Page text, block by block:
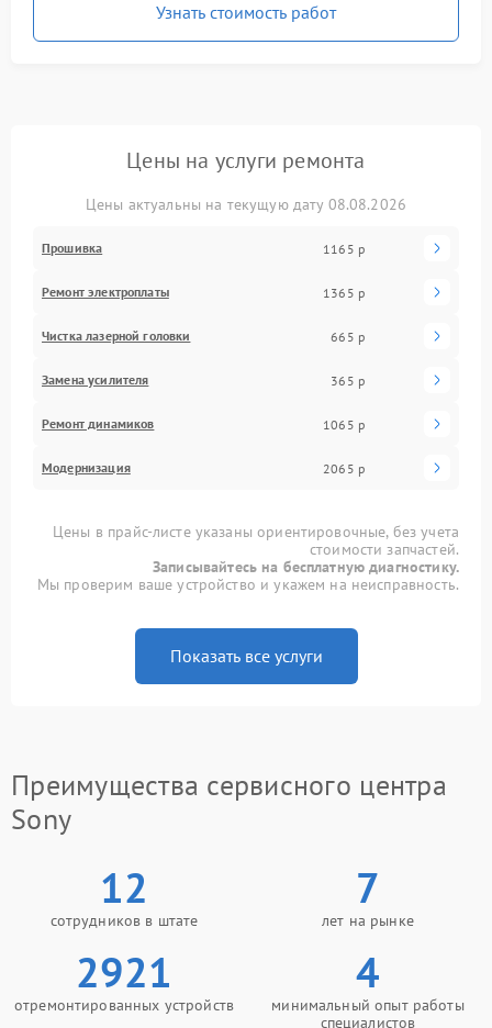
Узнать стоимость работ
Цены на услуги ремонта
Цены актуальны на текущую дату 08.08.2026
Прошивка 1165 р
Ремонт электроплаты 1365 р
Чистка лазерной головки 665 р
Замена усилителя 365 р
Ремонт динамиков 1065 р
Модернизация 2065 р
Цены в прайс-листе указаны ориентировочные, без учета
стоимости запчастей.
Записывайтесь на бесплатную диагностику.
Мы проверим ваше устройство и укажем на неисправность.
Показать все услуги
Преимущества сервисного центра
Sony
12
сотрудников в штате
7
лет на рынке
2921
отремонтированных устройств
4
минимальный опыт работы
специалистов